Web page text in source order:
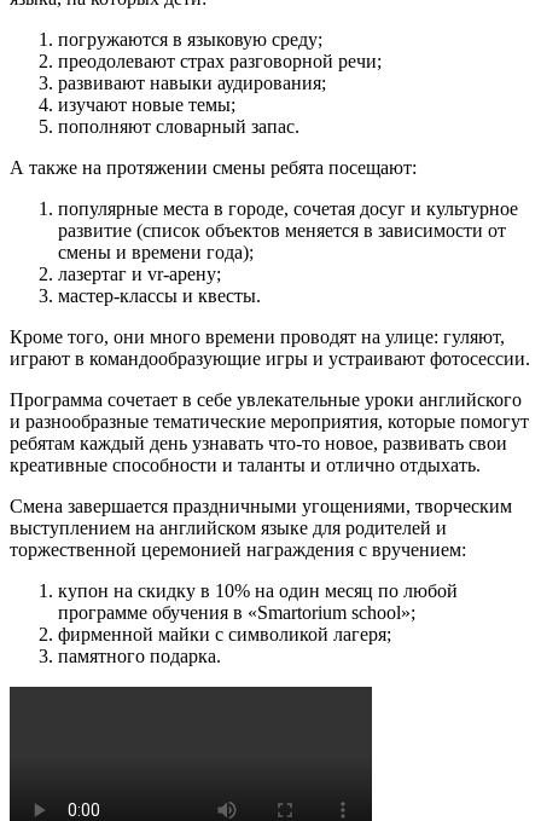
погружаются в языковую среду;
преодолевают страх разговорной речи;
развивают навыки аудирования;
изучают новые темы;
пополняют словарный запас.
А также на протяжении смены ребята посещают:
популярные места в городе, сочетая досуг и культурное
развитие (список объектов меняется в зависимости от
смены и времени года);
лазертаг и vr-арену;
мастер-классы и квесты.
Кроме того, они много времени проводят на улице: гуляют,
играют в командообразующие игры и устраивают фотосессии.
Программа сочетает в себе увлекательные уроки английского
и разнообразные тематические мероприятия, которые помогут
ребятам каждый день узнавать что-то новое, развивать свои
креативные способности и таланты и отлично отдыхать.
Смена завершается праздничными угощениями, творческим
выступлением на английском языке для родителей и
торжественной церемонией награждения с вручением:
купон на скидку в 10% на один месяц по любой
программе обучения в «Smartorium school»;
фирменной майки с символикой лагеря;
памятного подарка.